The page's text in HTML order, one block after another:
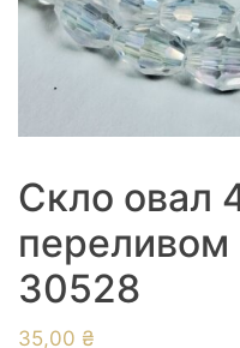
Скло овал
переливом
30528
35,00 ₴